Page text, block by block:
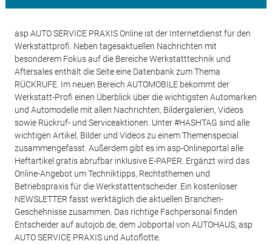
asp AUTO SERVICE PRAXIS Online ist der Internetdienst für den
Werkstattprofi. Neben tagesaktuellen Nachrichten mit
besonderem Fokus auf die Bereiche Werkstatttechnik und
Aftersales enthält die Seite eine Datenbank zum Thema
RÜCKRUFE. Im neuen Bereich AUTOMOBILE bekommt der
Werkstatt-Profi einen Überblick über die wichtigsten Automarken
und Automodelle mit allen Nachrichten, Bildergalerien, Videos
sowie Rückruf- und Serviceaktionen. Unter #HASHTAG sind alle
wichtigen Artikel, Bilder und Videos zu einem Themenspecial
zusammengefasst. Außerdem gibt es im asp-Onlineportal alle
Heftartikel gratis abrufbar inklusive E-PAPER. Ergänzt wird das
Online-Angebot um Techniktipps, Rechtsthemen und
Betriebspraxis für die Werkstattentscheider. Ein kostenloser
NEWSLETTER fasst werktäglich die aktuellen Branchen-
Geschehnisse zusammen. Das richtige Fachpersonal finden
Entscheider auf autojob.de, dem Jobportal von AUTOHAUS, asp
AUTO SERVICE PRAXIS und Autoflotte.